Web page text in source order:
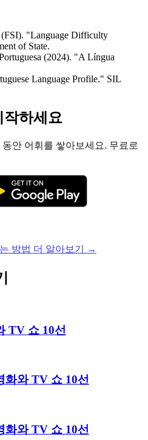
(FSI). "Language Difficulty
of State.
(2024). "A Língua
Language Profile." SIL
하세요
안 어휘를 쌓아보세요. 무료로
방법 더 알아보기 →
TV 쇼 10선
화와 TV 쇼 10선
화와 TV 쇼 10선